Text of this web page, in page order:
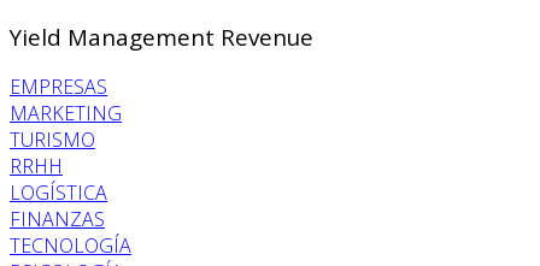
Yield Management Revenue
EMPRESAS
MARKETING
TURISMO
RRHH
LOGÍSTICA
FINANZAS
TECNOLOGÍA